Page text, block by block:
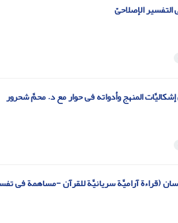
الإصلاحیّ
إشکالیَّات المنهج وأدواته فی حوار مع د. محمَّ شحرور
(قراءة آرامیَّة سریانیَّة للقرآن -مساهمة فی